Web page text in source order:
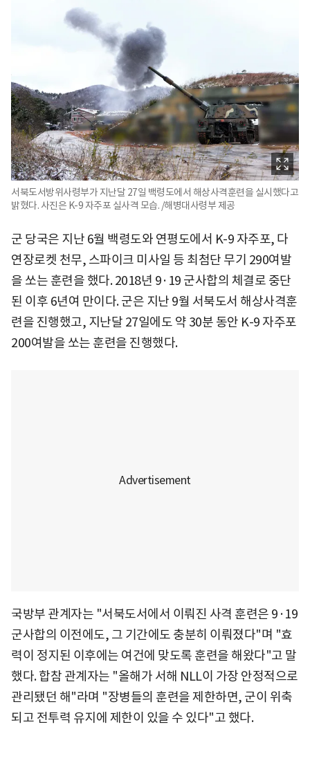
서북도서방위사령부가 지난달 27일 백령도에서 해상사격훈련을 실시했다고
밝혔다. 사진은 K-9 자주포 실사격 모습. /해병대사령부 제공
군 당국은 지난 6월 백령도와 연평도에서 K-9 자주포, 다
연장로켓 천무, 스파이크 미사일 등 최첨단 무기 290여발
을 쏘는 훈련을 했다. 2018년 9·19 군사합의 체결로 중단
된 이후 6년여 만이다. 군은 지난 9월 서북도서 해상사격훈
련을 진행했고, 지난달 27일에도 약 30분 동안 K-9 자주포
200여발을 쏘는 훈련을 진행했다.
국방부 관계자는 "서북도서에서 이뤄진 사격 훈련은 9·19
군사합의 이전에도, 그 기간에도 충분히 이뤄졌다"며 "효
력이 정지된 이후에는 여건에 맞도록 훈련을 해왔다"고 말
했다. 합참 관계자는 "올해가 서해 NLL이 가장 안정적으로
관리됐던 해"라며 "장병들의 훈련을 제한하면, 군이 위축
되고 전투력 유지에 제한이 있을 수 있다"고 했다.